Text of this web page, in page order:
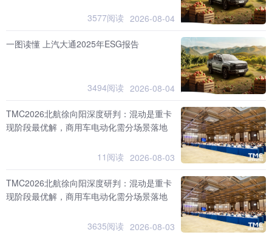
3577阅读 2026-08-04
一图读懂 上汽大通2025年ESG报告
3494阅读 2026-08-04
TMC2026北航徐向阳深度研判：混动是重卡
现阶段最优解，商用车电动化需分场景落地
11阅读 2026-08-03
TMC2026北航徐向阳深度研判：混动是重卡
现阶段最优解，商用车电动化需分场景落地
3635阅读 2026-08-03